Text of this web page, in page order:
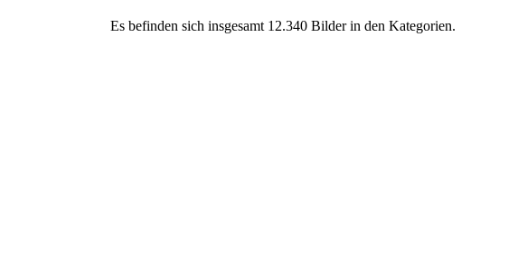
Es befinden sich insgesamt 12.340 Bilder in den Kategorien.